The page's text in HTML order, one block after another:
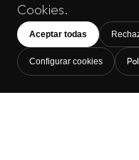
Cookies.
Aceptar todas
Configurar cookies